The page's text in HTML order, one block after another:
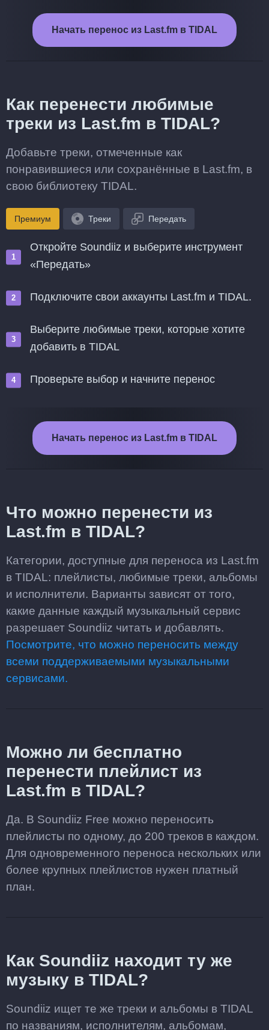
Начать перенос из Last.fm в TIDAL
Как перенести любимые
треки из Last.fm в TIDAL?
Добавьте треки, отмеченные как
понравившиеся или сохранённые в Last.fm, в
свою библиотеку TIDAL.
Премиум Треки Передать
Откройте Soundiiz и выберите инструмент
«Передать»
Подключите свои аккаунты Last.fm и TIDAL.
Выберите любимые треки, которые хотите
добавить в TIDAL
Проверьте выбор и начните перенос
Начать перенос из Last.fm в TIDAL
Что можно перенести из
Last.fm в TIDAL?
Категории, доступные для переноса из Last.fm
в TIDAL: плейлисты, любимые треки, альбомы
и исполнители. Варианты зависят от того,
какие данные каждый музыкальный сервис
разрешает Soundiiz читать и добавлять.
Посмотрите, что можно переносить между
всеми поддерживаемыми музыкальными
сервисами.
Можно ли бесплатно
перенести плейлист из
Last.fm в TIDAL?
Да. В Soundiiz Free можно переносить
плейлисты по одному, до 200 треков в каждом.
Для одновременного переноса нескольких или
более крупных плейлистов нужен платный
план.
Как Soundiiz находит ту же
музыку в TIDAL?
Soundiiz ищет те же треки и альбомы в TIDAL
по названиям, исполнителям, альбомам,